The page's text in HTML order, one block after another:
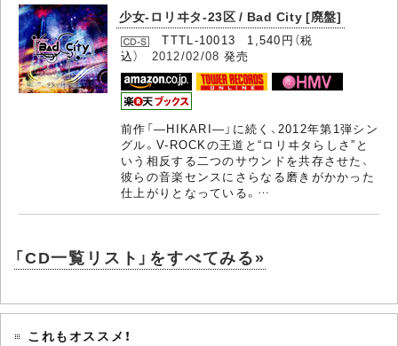
少女-ロリヰタ-23区 / Bad City [廃盤]
TTTL-10013 1,540円（税
込） 2012/02/08 発売
前作「―HIKARI―」に続く、2012年第1弾シン
グル。V-ROCKの王道と“ロリヰタらしさ”と
いう相反する二つのサウンドを共存させた、
彼らの音楽センスにさらなる磨きがかかった
仕上がりとなっている。…
「CD一覧リスト」をすべてみる»
これもオススメ！